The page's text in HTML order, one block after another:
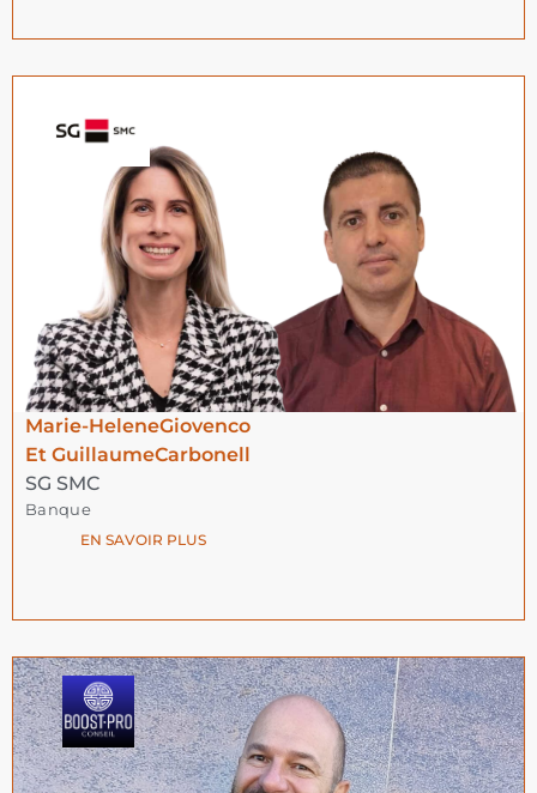
Marie-HeleneGiovenco
Et GuillaumeCarbonell
SG SMC
Banque
EN SAVOIR PLUS